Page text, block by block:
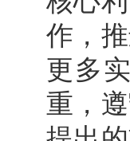
作，
更多
重，